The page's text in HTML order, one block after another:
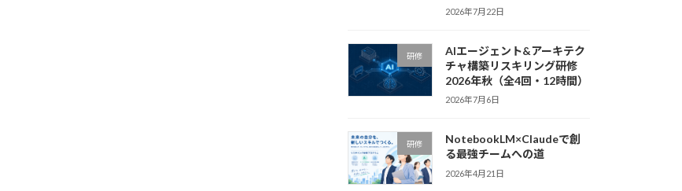
2026年7月22日
研修
AIエージェント&アーキテク
チャ構築リスキリング研修
2026年秋（全4回・12時間）
2026年7月6日
研修
NotebookLM×Claudeで創
る最強チームへの道
2026年4月21日